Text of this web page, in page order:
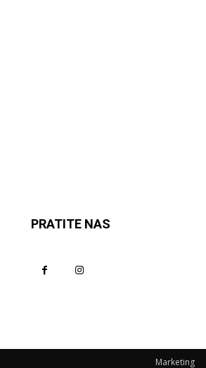
PRATITE NAS
Marketing